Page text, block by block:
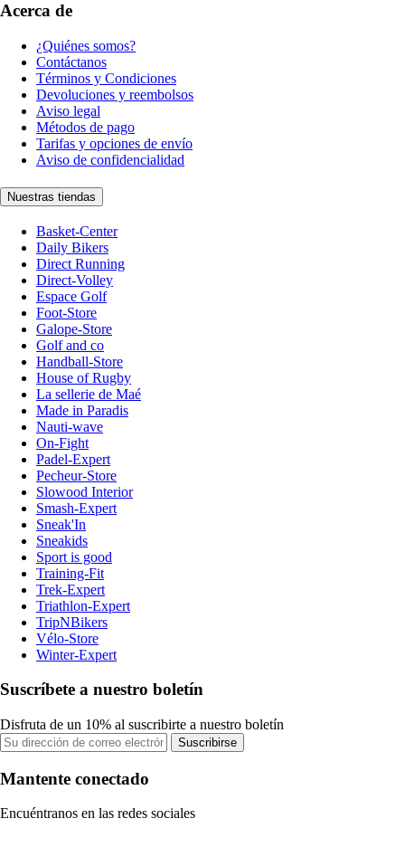
Acerca de
¿Quiénes somos?
Contáctanos
Términos y Condiciones
Devoluciones y reembolsos
Aviso legal
Métodos de pago
Tarifas y opciones de envío
Aviso de confidencialidad
Nuestras tiendas
Basket-Center
Daily Bikers
Direct Running
Direct-Volley
Espace Golf
Foot-Store
Galope-Store
Golf and co
Handball-Store
House of Rugby
La sellerie de Maé
Made in Paradis
Nauti-wave
On-Fight
Padel-Expert
Pecheur-Store
Slowood Interior
Smash-Expert
Sneak'In
Sneakids
Sport is good
Training-Fit
Trek-Expert
Triathlon-Expert
TripNBikers
Vélo-Store
Winter-Expert
Suscríbete a nuestro boletín
Disfruta de un 10% al suscribirte a nuestro boletín
Suscribirse
Mantente conectado
Encuéntranos en las redes sociales